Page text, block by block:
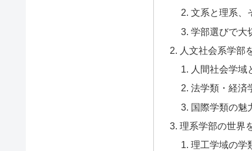
文系と理系、
学部選びで大
人文社会系学部
人間社会学域
法学類・経済
国際学類の魅
理系学部の世界
理工学域の学